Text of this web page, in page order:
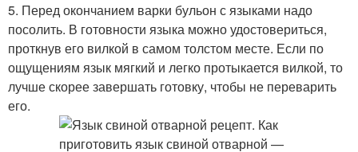
5. Перед окончанием варки бульон с языками надо
посолить. В готовности языка можно удостовериться,
проткнув его вилкой в самом толстом месте. Если по
ощущениям язык мягкий и легко протыкается вилкой, то
лучше скорее завершать готовку, чтобы не переварить
его.